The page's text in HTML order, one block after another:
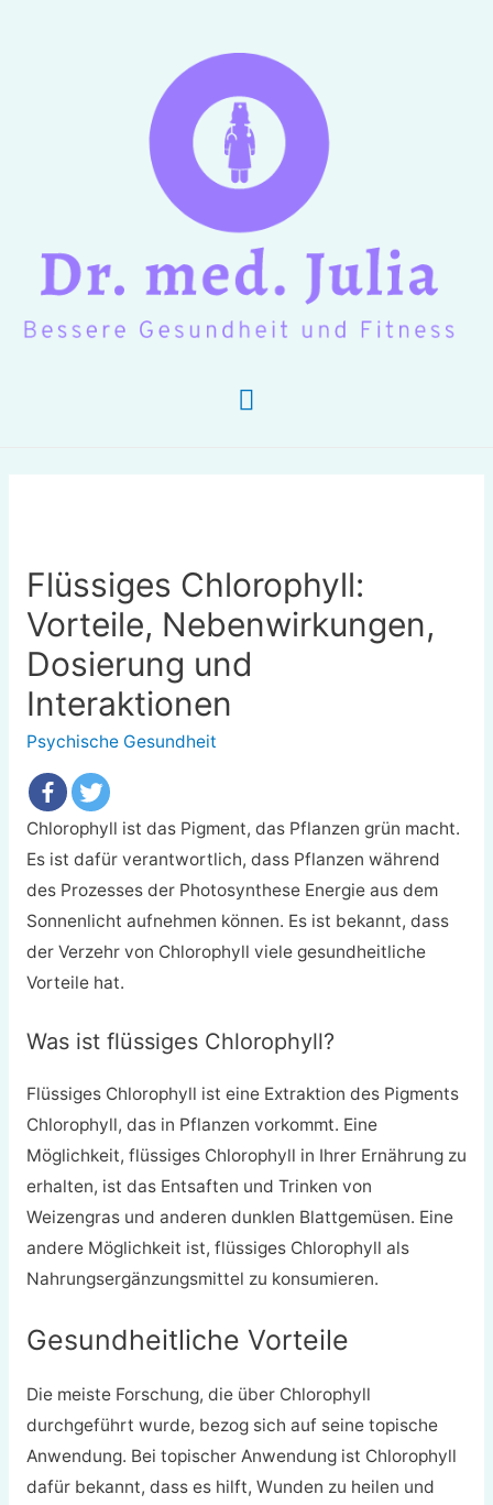
Hauptmenü
Flüssiges Chlorophyll:
Vorteile, Nebenwirkungen,
Dosierung und
Interaktionen
Psychische Gesundheit
Chlorophyll ist das Pigment, das Pflanzen grün macht.
Es ist dafür verantwortlich, dass Pflanzen während
des Prozesses der Photosynthese Energie aus dem
Sonnenlicht aufnehmen können. Es ist bekannt, dass
der Verzehr von Chlorophyll viele gesundheitliche
Vorteile hat.
Was ist flüssiges Chlorophyll?
Flüssiges Chlorophyll ist eine Extraktion des Pigments
Chlorophyll, das in Pflanzen vorkommt. Eine
Möglichkeit, flüssiges Chlorophyll in Ihrer Ernährung zu
erhalten, ist das Entsaften und Trinken von
Weizengras und anderen dunklen Blattgemüsen. Eine
andere Möglichkeit ist, flüssiges Chlorophyll als
Nahrungsergänzungsmittel zu konsumieren.
Gesundheitliche Vorteile
Die meiste Forschung, die über Chlorophyll
durchgeführt wurde, bezog sich auf seine topische
Anwendung. Bei topischer Anwendung ist Chlorophyll
dafür bekannt, dass es hilft, Wunden zu heilen und